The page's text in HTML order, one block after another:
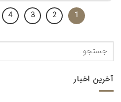
آخرین اخبار
1
2
3
4